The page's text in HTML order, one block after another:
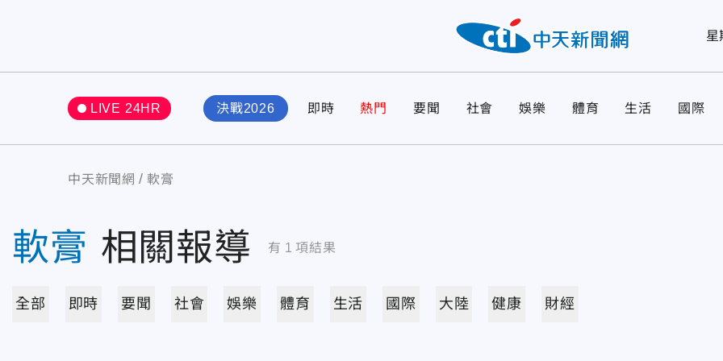
星
LIVE 24HR 決戰2026 即時 熱門 要聞 社會 娛樂 體育 生活 國際
中天新聞網 軟膏
軟膏 相關報導 有 1 項結果
全部 即時 要聞 社會 娛樂 體育 生活 國際 大陸 健康 財經